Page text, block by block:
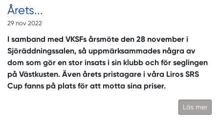
Årets...
29 nov 2022
I samband med VKSFs årsmöte den 28 november i
Sjöräddningssalen, så uppmärksammades några av
dom som gör en stor insats i sin klubb och för seglingen
på Västkusten. Även årets pristagare i våra Liros SRS
Cup fanns på plats för att motta sina priser.
Läs mer